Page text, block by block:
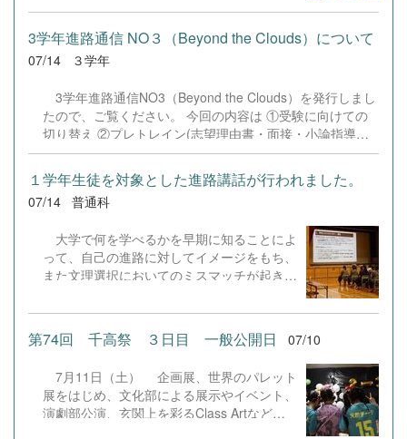
ーマでご講演いただきました。月館氏の「学
びと社会をつなぐ」という熱い想い、そして
ご自身の起業やキャリア形成の歩みに触れ、
生徒たちは「進路を選べないのではなく、ま
だ（その職業の人に）出会っていないから」
ということや、ライフネット生命の創業者の
方から引用した「人は、人・本・旅からしか
学べない」という説明について真剣に耳を傾
ショップ ＆ 自由対話後半は、千歳青年会議
所の皆様をはじめ、地元の企業経営者や市議
方々が各グループに参加。大人２名に対し
て...
近）にグランドオープンする観光案内所ブー
ス前面の本棚のやすり掛け、ニス塗り等を3
年生7名の生徒で行ってきました。制作した
本棚には生徒それぞれの千歳に対する想いな
&nbsp;
3学年進路通信 NO３（Beyond the Clouds）について
07/14 ３学年
3学年進路通信NO3（Beyond the Clouds）を発行しまし
たので、ご覧ください。 今回の内容は ①受験に向けての
切り替え ②プレトレイン(志望理由書・面接・小論指導）
③一般受験をする生徒へ ④モチベーションの上げ方 ⑤今
後の進路予定 等についてです。 R08_3学年進路通信
No03.pdf
１学年生徒を対象とした進路講話が行われました。
07/14 普通科
大学で何を学べるかを早期に知ることによ
って、自己の進路に対してイメージをもち、
また文理選択においてのミスマッチが起きな
大学から白石壮一郎様と公立千歳科学技術大
学から坂井賢一様を講師としてお招きし、有
意義なお話しをしていただきました。
第74回 千高祭 ３日目 一般公開日 07/10
7月11日（土） 企画展、世界のパレット
展をはじめ、文化部による展示やイベント、
演劇部公演、玄関上を彩るClass Artなど、